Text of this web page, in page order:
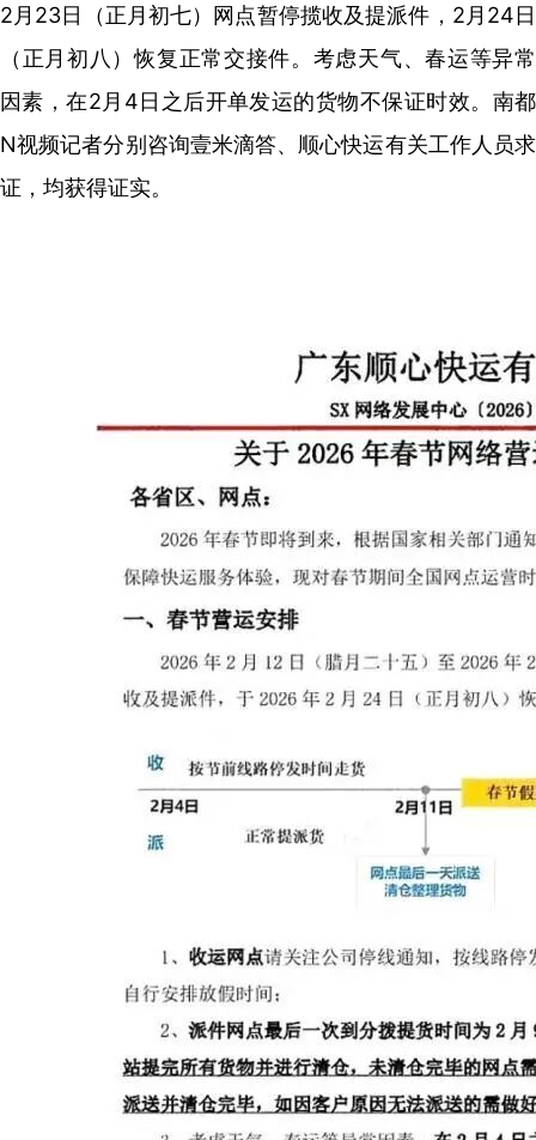
2月23日（正月初七）网点暂停揽收及提派件，2月24日
（正月初八）恢复正常交接件。考虑天气、春运等异常
因素，在2月4日之后开单发运的货物不保证时效。南都
N视频记者分别咨询壹米滴答、顺心快运有关工作人员求
证，均获得证实。